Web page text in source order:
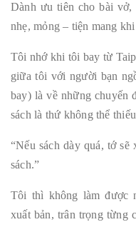
Dành ưu tiên cho bài vở,
nhẹ, mỏng – tiện mang
Tôi nhớ khi tôi bay từ
giữa tôi với người bạn
bay) là về những chuyến
sách là thứ không thể
“Nếu sách dày quá, tớ
sách.”
Tôi thì không làm được
xuất bản, trân trọng từng